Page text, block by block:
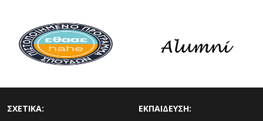
ΣΧΕΤΙΚΑ: ΕΚΠΑΙΔΕΥΣΗ: